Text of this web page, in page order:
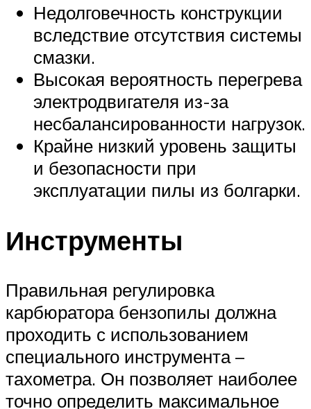
Недолговечность конструкции
вследствие отсутствия системы
смазки.
Высокая вероятность перегрева
электродвигателя из-за
несбалансированности нагрузок.
Крайне низкий уровень защиты
и безопасности при
эксплуатации пилы из болгарки.
Инструменты
Правильная регулировка
карбюратора бензопилы должна
проходить с использованием
специального инструмента –
тахометра. Он позволяет наиболее
точно определить максимальное